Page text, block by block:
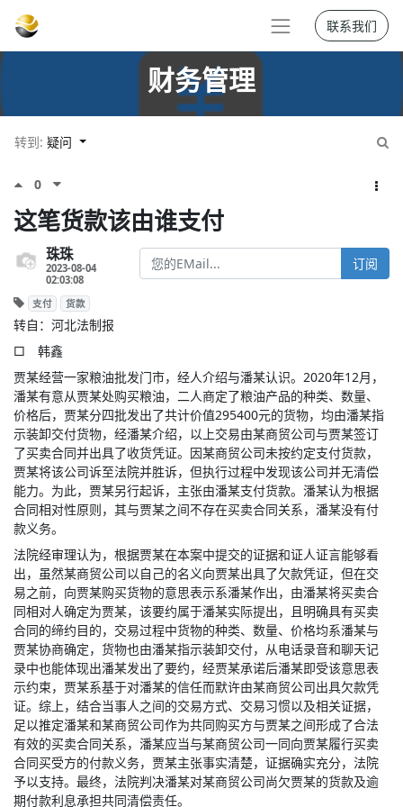
联系我们
财务管理
转到: 疑问
0
这笔货款该由谁支付
珠珠
2023-08-04
02:03:08
订阅
支付 货款
转自：河北法制报
□ 韩鑫
贾某经营一家粮油批发门市，经人介绍与潘某认识。2020年12月，
潘某有意从贾某处购买粮油，二人商定了粮油产品的种类、数量、
价格后，贾某分四批发出了共计价值295400元的货物，均由潘某指
示装卸交付货物，经潘某介绍，以上交易由某商贸公司与贾某签订
了买卖合同并出具了收货凭证。因某商贸公司未按约定支付货款，
贾某将该公司诉至法院并胜诉，但执行过程中发现该公司并无清偿
能力。为此，贾某另行起诉，主张由潘某支付货款。潘某认为根据
合同相对性原则，其与贾某之间不存在买卖合同关系，潘某没有付
款义务。
法院经审理认为，根据贾某在本案中提交的证据和证人证言能够看
出，虽然某商贸公司以自己的名义向贾某出具了欠款凭证，但在交
易之前，向贾某购买货物的意思表示系潘某作出，由潘某将买卖合
同相对人确定为贾某，该要约属于潘某实际提出，且明确具有买卖
合同的缔约目的，交易过程中货物的种类、数量、价格均系潘某与
贾某协商确定，货物也由潘某指示装卸交付，从电话录音和聊天记
录中也能体现出潘某发出了要约，经贾某承诺后潘某即受该意思表
示约束，贾某系基于对潘某的信任而默许由某商贸公司出具欠款凭
证。综上，结合当事人之间的交易方式、交易习惯以及相关证据，
足以推定潘某和某商贸公司作为共同购买方与贾某之间形成了合法
有效的买卖合同关系，潘某应当与某商贸公司一同向贾某履行买卖
合同买受方的付款义务，贾某主张事实清楚，证据确实充分，法院
予以支持。最终，法院判决潘某对某商贸公司尚欠贾某的货款及逾
期付款利息承担共同清偿责任。